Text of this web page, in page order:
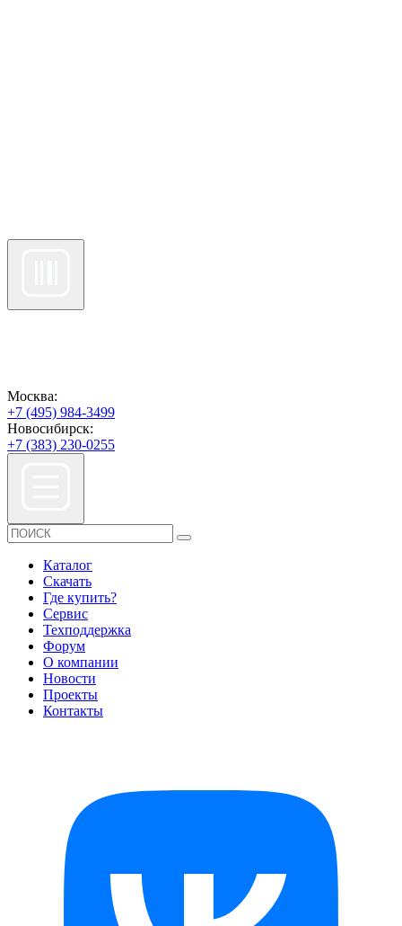
Москва:
+7 (495) 984-3499
Новосибирск:
+7 (383) 230-0255
Каталог
Скачать
Где купить?
Сервис
Техподдержка
Форум
О компании
Новости
Проекты
Контакты